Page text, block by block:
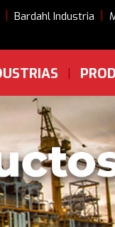
| Bardahl Industria |
|